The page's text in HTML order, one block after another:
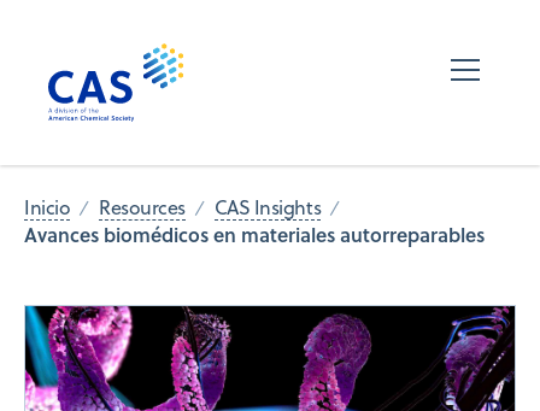
Inicio Resources CAS Insights
Avances biomédicos en materiales autorreparables